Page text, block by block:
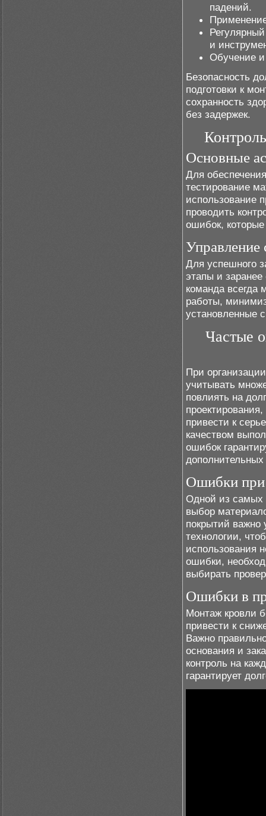
падений.
и
Обучение и
Безопасность
подготовки к
сохранность
без задержек.
Основные
Для
тестирование
использование
проводить
ошибок,
Управление
Для успешного
этапы и
команда всегда
работы,
установленные
Частые
При
учитывать
повлиять на
привести к
качеством
ошибок
дополнительных
Ошибки при
Одной из самых
выбор
покрытий важно
технологии,
использования
ошибки,
выбирать
Ошибки в
Монтаж кровли
привести к
Важно
основания и
контроль на
гарантирует